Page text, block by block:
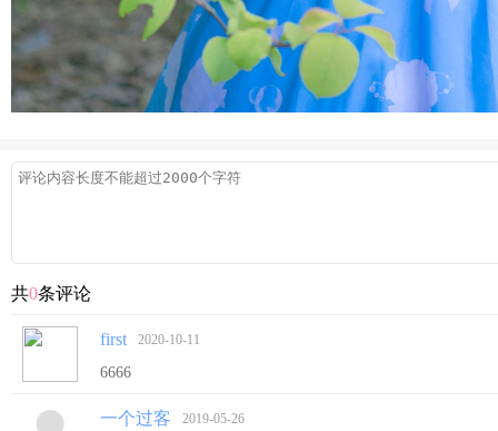
共0条评论
first 2020-10-11
6666
一个过客 2019-05-26